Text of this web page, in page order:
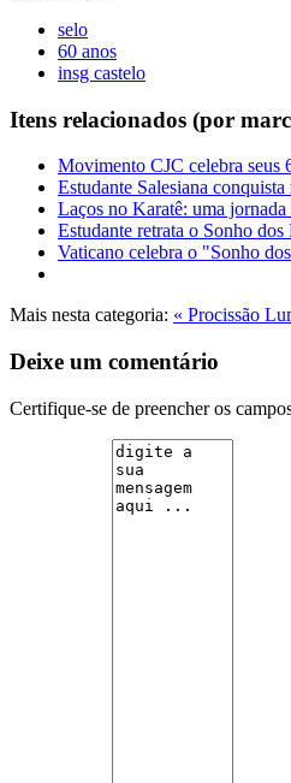
selo
60 anos
insg castelo
Itens relacionados (por
Movimento CJC celebra seus
Estudante Salesiana
Laços no Karatê: uma
Estudante retrata o Sonho
Vaticano celebra o "Sonho
Mais nesta categoria: « Procissão
Deixe um comentário
Certifique-se de preencher os